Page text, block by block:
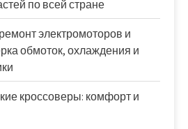
по всей стране
электромоторов и
обмоток, охлаждения и
кроссоверы: комфорт и